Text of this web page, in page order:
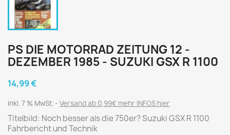
PS DIE MOTORRAD ZEITUNG 12 -
DEZEMBER 1985 - SUZUKI GSX R 1100
14,99 €
inkl. 7 % MwSt. Versand ab 0,99€ mehr INFOS hier
Titelbild: Noch besser als die 750er? Suzuki GSX R 1100
Fahrbericht und Technik